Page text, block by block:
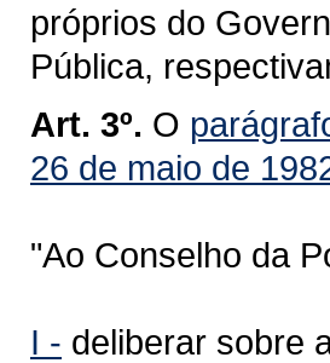
próprios do
Pública,
Art. 3º. O
26 de maio de
"Ao Conselho da
I - deliberar sobre